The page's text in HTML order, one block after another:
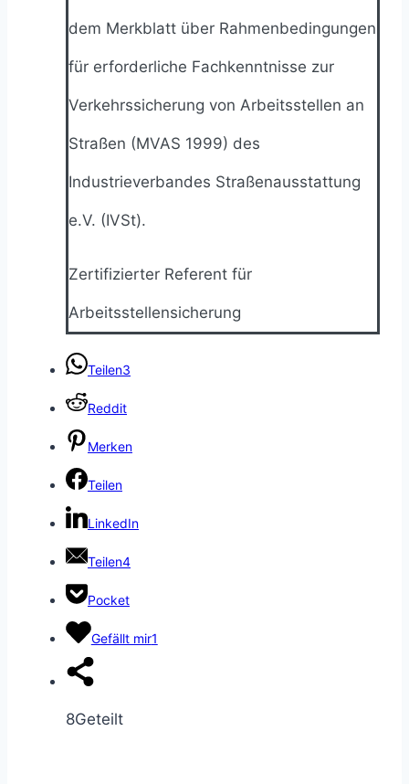
dem Merkblatt über Rahmenbedingungen
für erforderliche Fachkenntnisse zur
Verkehrssicherung von Arbeitsstellen an
Straßen (MVAS 1999) des
Industrieverbandes Straßenausstattung
e.V. (IVSt).
Zertifizierter Referent für
Arbeitsstellensicherung
Teilen3
Reddit
Merken
Teilen
LinkedIn
Teilen4
Pocket
Gefällt mir1
8Geteilt